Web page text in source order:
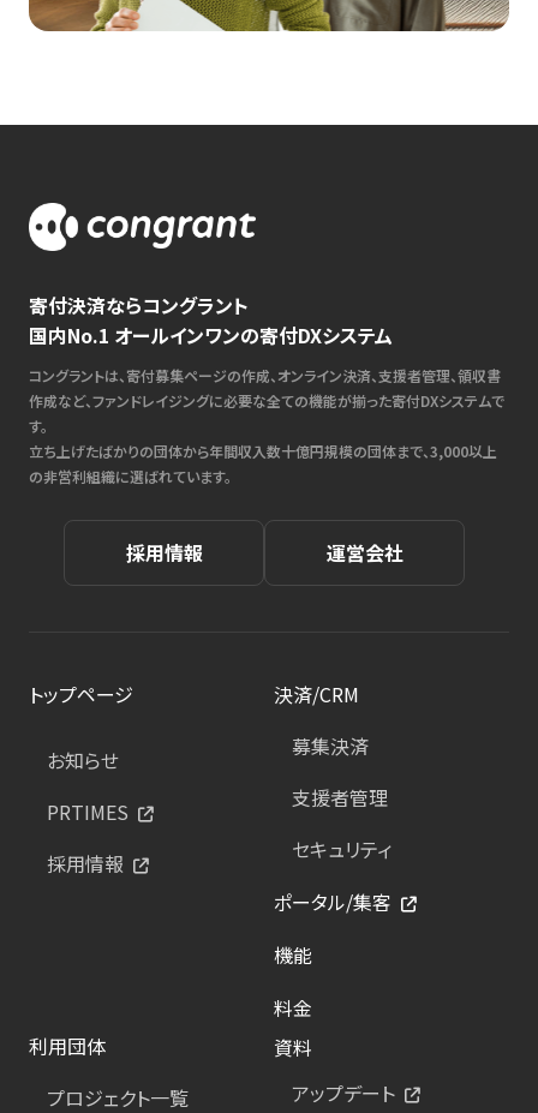
寄付決済ならコングラント
国内No.1 オールインワンの寄付DXシステム
コングラントは、寄付募集ページの作成、オンライン決済、支援者管理、領収書
作成など、ファンドレイジングに必要な全ての機能が揃った寄付DXシステムで
す。
立ち上げたばかりの団体から年間収入数十億円規模の団体まで、3,000以上
の非営利組織に選ばれています。
採用情報 運営会社
トップページ
お知らせ
PRTIMES
採用情報
決済/CRM
募集決済
支援者管理
セキュリティ
ポータル/集客
機能
料金
利用団体
プロジェクト一覧
資料
アップデート